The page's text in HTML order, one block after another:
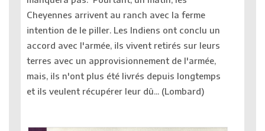
Cheyennes arrivent au ranch avec la ferme
intention de le piller. Les Indiens ont conclu un
accord avec l'armée, ils vivent retirés sur leurs
terres avec un approvisionnement de l'armée,
mais, ils n'ont plus été livrés depuis longtemps
et ils veulent récupérer leur dû... (Lombard)